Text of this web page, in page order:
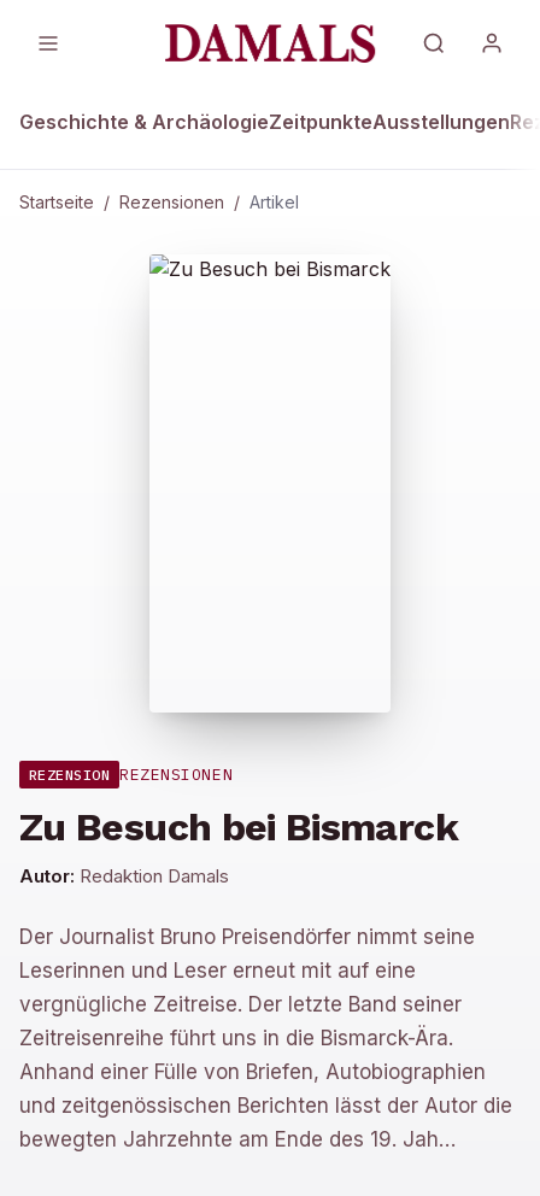
Geschichte & ArchäologieZeitpunkteAusstellungen
Startseite / Rezensionen / Artikel
REZENSION REZENSIONEN
Zu Besuch bei Bismarck
Autor: Redaktion Damals
Der Journalist Bruno Preisendörfer nimmt seine
Leserinnen und Leser erneut mit auf eine
vergnügliche Zeitreise. Der letzte Band seiner
Zeitreisenreihe führt uns in die Bismarck-Ära.
Anhand einer Fülle von Briefen, Autobiographien
und zeitgenössischen Berichten lässt der Autor die
bewegten Jahrzehnte am Ende des 19. Jah…